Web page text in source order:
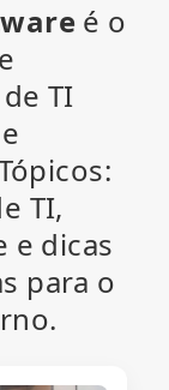
é o
TI
TI,
e dicas
para o